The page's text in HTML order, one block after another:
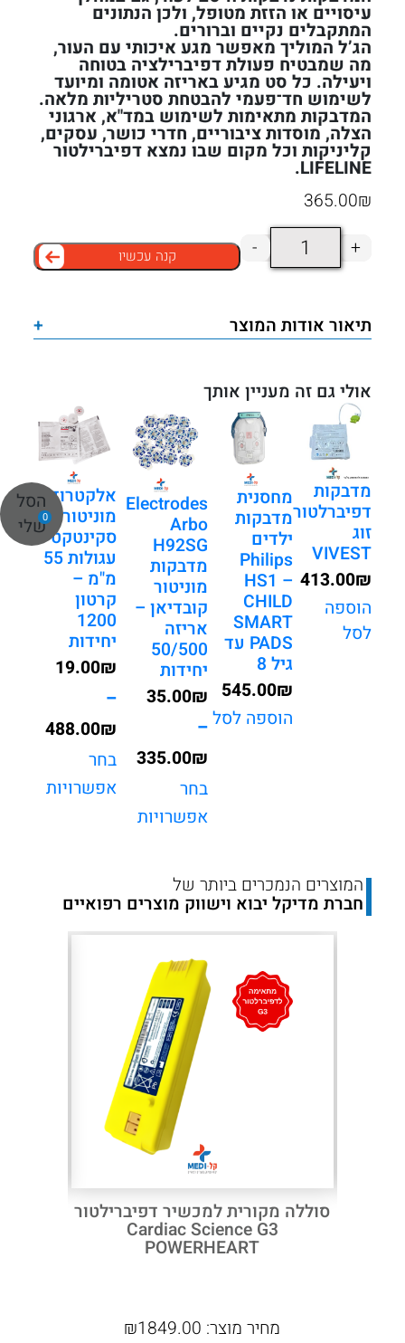
0
הסל
שלי
עיסויים או הזזת מטופל, ולכן הנתונים
המתקבלים נקיים וברורים.
הג’ל המוליך מאפשר מגע איכותי עם העור,
מה שמבטיח פעולת דפיברילציה בטוחה
ויעילה. כל סט מגיע באריזה אטומה ומיועד
לשימוש חד־פעמי להבטחת סטריליות מלאה.
המדבקות מתאימות לשימוש במד"א, ארגוני
הצלה, מוסדות ציבוריים, חדרי כושר, עסקים,
קליניקות וכל מקום שבו נמצא דפיברילטור
LIFELINE.
₪
365.00
+ כמות
של
מדבקות
לדפיברילטור
למבוגר
–
תואם
דגם
LIFELINE
|
קלMEDI
- קנה עכשיו
תיאור אודות המוצר +
אולי גם זה מעניין אותך
מדבקות
דפיברלטור
זוג
VIVEST
₪
413.00
הוספה
לסל
מחסנית
מדבקות
ילדים
Philips
HS1 –
CHILD
SMART
PADS עד
גיל 8
₪
545.00
הוספה לסל
Electrodes
Arbo
H92SG
מדבקות
מוניטור
קובדיאן –
אריזה
50/500
יחידות
₪
35.00
–
₪
335.00
טווח
מחירים:
עד
⁦₪335.00⁩
בחר
אפשרויות
אלקטרודות
מוניטור
סקינטקט
עגולות 55
מ"מ –
קרטון
1200
יחידות
₪
19.00
–
₪
488.00
טווח
מחירים:
בחר
אפשרויות
המוצרים הנמכרים ביותר של
חברת מדיקל יבוא וישווק מוצרים רפואיים
סוללה מקורית למכשיר דפיברילטור
Cardiac Science G3
POWERHEART
מחיר מוצר: ₪1849.00